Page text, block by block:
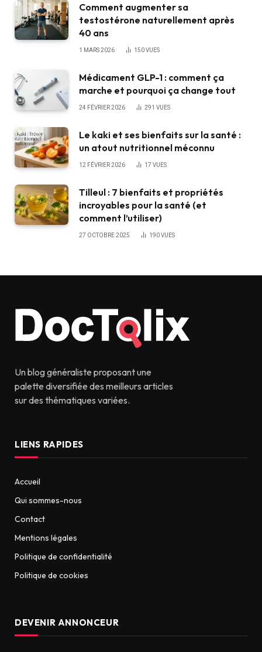
Comment augmenter sa
testostérone naturellement après
40 ans
1 MARS 2026 150VUES
Médicament GLP-1 : comment ça
marche et pourquoi ça change tout
24 FÉVRIER 2026 291 VUES
Le kaki et ses bienfaits sur la santé :
un atout nutritionnel méconnu
12 FÉVRIER 2026 17 VUES
Tilleul : 7 bienfaits et propriétés
incroyables pour la santé (et
comment l’utiliser)
27 OCTOBRE 2025 190VUES
Un blog généraliste proposant une
palette diversifiée des meilleurs articles
sur des thématiques variées.
LIENS RAPIDES
Accueil
Qui sommes-nous
Contact
Mentions légales
Politique de confidentialité
Politique de cookies
DEVENIR ANNONCEUR